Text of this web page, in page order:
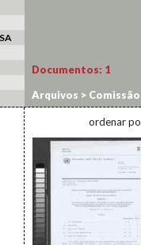
Documentos: 1
Arquivos >
Económico e Social
ordenar